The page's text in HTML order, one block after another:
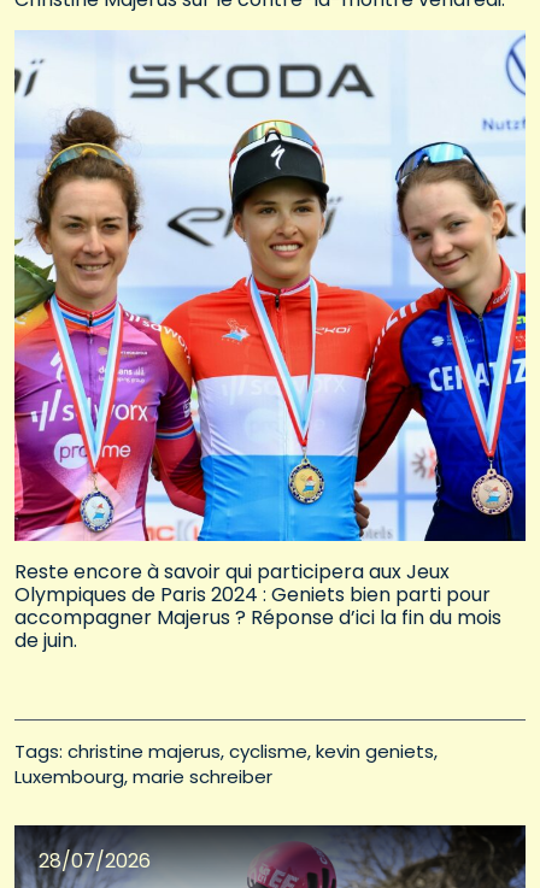
Reste encore à savoir qui participera aux Jeux
Olympiques de Paris 2024 : Geniets bien parti pour
accompagner Majerus ? Réponse d’ici la fin du mois
de juin.
Tags: christine majerus cyclisme kevin geniets
Luxembourg marie schreiber
28/07/2026